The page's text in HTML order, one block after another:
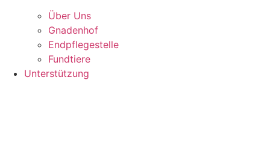
Über Uns
Gnadenhof
Endpflegestelle
Fundtiere
Unterstützung